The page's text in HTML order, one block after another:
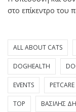
στο επίκεντρο του
ALL ABOUT CATS
DOGHEALTH
EVENTS PETCARE
TOP ΒΑΣΊΛΗΣ